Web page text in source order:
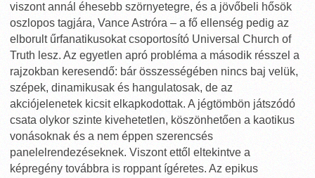
viszont annál éhesebb szörnyetegre, és a jövőbeli hősök
oszlopos tagjára, Vance Astróra – a fő ellenség pedig az
elborult űrfanatikusokat csoportosító Universal Church of
Truth lesz. Az egyetlen apró probléma a második résszel a
rajzokban keresendő: bár összességében nincs baj velük,
szépek, dinamikusak és hangulatosak, de az
akciójelenetek kicsit elkapkodottak. A jégtömbön játszódó
csata olykor szinte kivehetetlen, köszönhetően a kaotikus
vonásoknak és a nem éppen szerencsés
panelelrendezéseknek. Viszont ettől eltekintve a
képregény továbbra is roppant ígéretes. Az epikus